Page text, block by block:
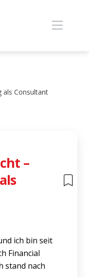
als Consultant
–
ich bin seit
Financial
stand nach